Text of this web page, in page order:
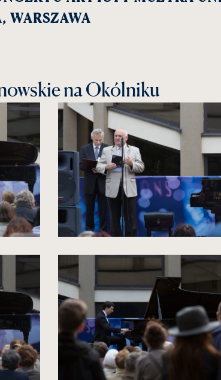
WARSZAWA
na Okólniku
spowoduje
powiększenie
zdjęcia
do
rozmiarów
oryginalnych